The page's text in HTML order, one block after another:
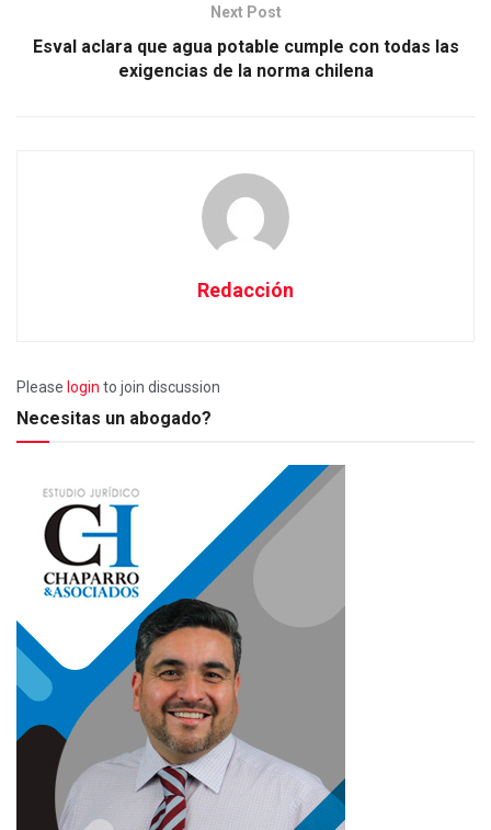
Next Post
Esval aclara que agua potable cumple con todas las
exigencias de la norma chilena
Redacción
Please login to join discussion
Necesitas un abogado?